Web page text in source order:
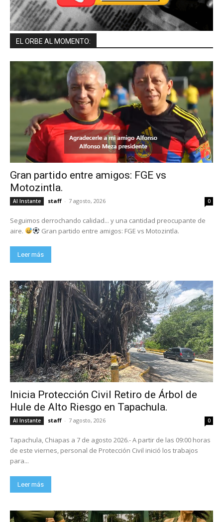
EL ORBE AL MOMENTO:
Gran partido entre amigos: FGE vs
Motozintla.
Al Instante staff - 7 agosto, 2026 0
Seguimos derrochando calidad... y una cantidad preocupante de
aire.
Gran partido entre amigos: FGE vs Motozintla.
Leer más
Inicia Protección Civil Retiro de Árbol de
Hule de Alto Riesgo en Tapachula.
Al Instante staff - 7 agosto, 2026 0
Tapachula, Chiapas a 7 de agosto 2026.- A partir de las 09:00 horas
de este viernes, personal de Protección Civil inició los trabajos
para...
Leer más